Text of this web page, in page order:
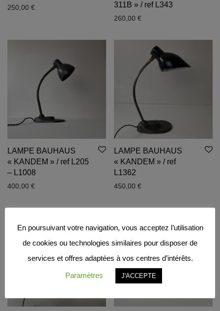
250,00 €
311B » / ref L343
260,00 €
LAMPE BAUHAUS
« KANDEM » / ref L205
– L1008
400,00 €
LAMPE BAUHAUS
« KANDEM » / ref
L1362
450,00 €
En poursuivant votre navigation, vous acceptez l’utilisation
de cookies ou technologies similaires pour disposer de
services et offres adaptées à vos centres d’intérêts.
Paramètres J'ACCEPTE